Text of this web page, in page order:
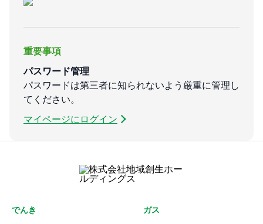
重要事項
パスワード管理
パスワードは第三者に知られないよう厳重に管理し
てください。
マイページにログイン
でんき ガス